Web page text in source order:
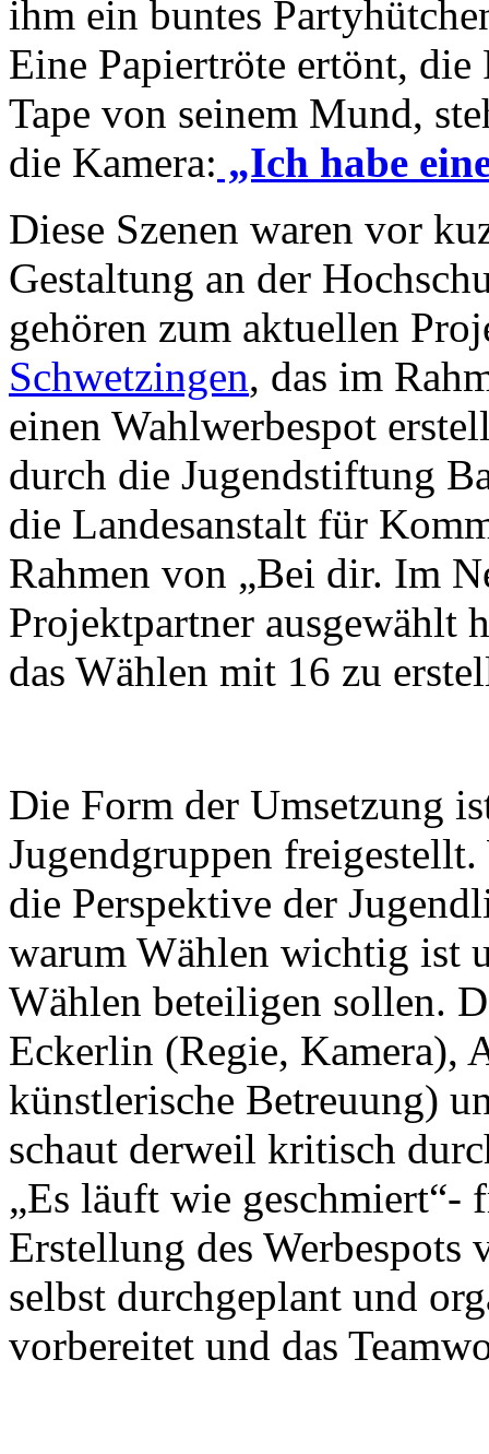
ihm ein buntes
Eine Papiertröte ertönt,
Tape von seinem Mund,
die Kamera: „Ich habe
Diese Szenen waren vor
Gestaltung an der
gehören zum aktuellen
Schwetzingen, das im
einen Wahlwerbespot
durch die Jugendstiftung
die Landesanstalt für
Rahmen von „Bei dir. Im
Projektpartner ausgewählt
das Wählen mit 16 zu
Die Form der Umsetzung
Jugendgruppen
die Perspektive der
warum Wählen wichtig ist
Wählen beteiligen sollen.
Eckerlin (Regie, Kamera),
künstlerische Betreuung)
schaut derweil kritisch
„Es läuft wie geschmiert“-
Erstellung des
selbst durchgeplant und
vorbereitet und das